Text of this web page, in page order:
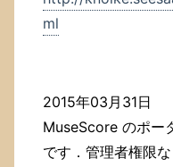
ml
2015年03月31日
MuseScore のポー
です．管理者権限